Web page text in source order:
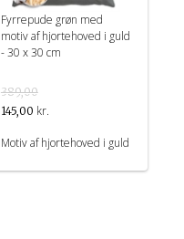
Fyrrepude grøn med
motiv af hjortehoved i guld
- 30 x 30 cm
389,00
145,00 kr.
Motiv af hjortehoved i guld